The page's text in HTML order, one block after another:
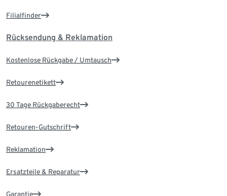
Filialfinder
Rücksendung & Reklamation
Kostenlose Rückgabe / Umtausch
Retourenetikett
30 Tage Rückgaberecht
Retouren-Gutschrift
Reklamation
Ersatzteile & Reparatur
Garantie